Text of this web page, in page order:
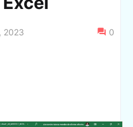
2023 0